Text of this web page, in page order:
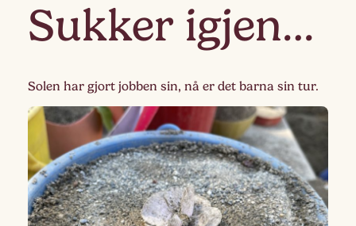
Sukker igjen…
Solen har gjort jobben sin, nå er det barna sin tur.